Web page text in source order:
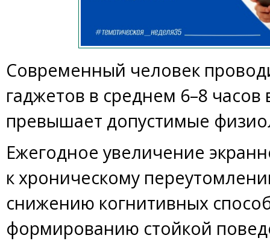
Современный человек
гаджетов в среднем 6–8 часов
превышает допустимые
Ежегодное увеличение
к хроническому
снижению когнитивных
формированию стойкой